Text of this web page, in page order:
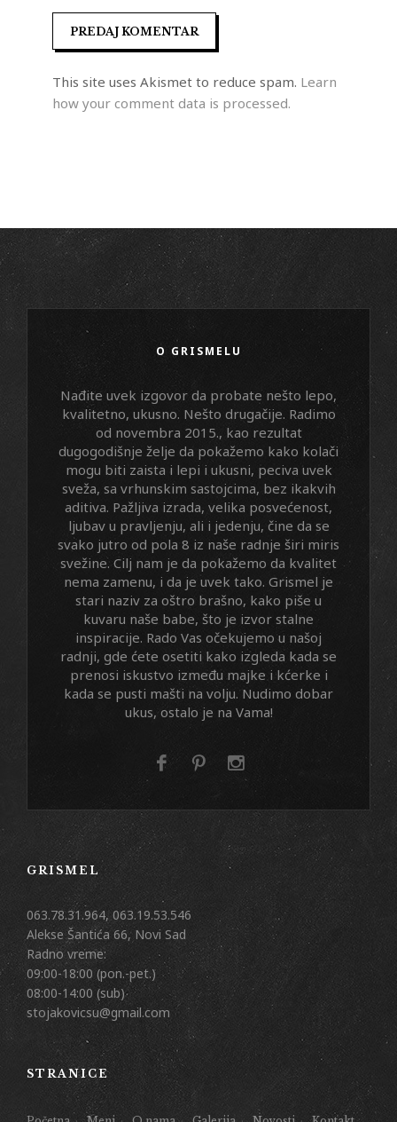
This site uses Akismet to reduce spam. Learn
how your comment data is processed.
O GRISMELU
Nađite uvek izgovor da probate nešto lepo,
kvalitetno, ukusno. Nešto drugačije. Radimo
od novembra 2015., kao rezultat
dugogodišnje želje da pokažemo kako kolači
mogu biti zaista i lepi i ukusni, peciva uvek
sveža, sa vrhunskim sastojcima, bez ikakvih
aditiva. Pažljiva izrada, velika posvećenost,
ljubav u pravljenju, ali i jedenju, čine da se
svako jutro od pola 8 iz naše radnje širi miris
svežine. Cilj nam je da pokažemo da kvalitet
nema zamenu, i da je uvek tako. Grismel je
stari naziv za oštro brašno, kako piše u
kuvaru naše babe, što je izvor stalne
inspiracije. Rado Vas očekujemo u našoj
radnji, gde ćete osetiti kako izgleda kada se
prenosi iskustvo između majke i kćerke i
kada se pusti mašti na volju. Nudimo dobar
ukus, ostalo je na Vama!
GRISMEL
063.78.31.964, 063.19.53.546
Alekse Šantića 66, Novi Sad
Radno vreme:
09:00-18:00 (pon.-pet.)
08:00-14:00 (sub)
stojakovicsu@gmail.com
STRANICE